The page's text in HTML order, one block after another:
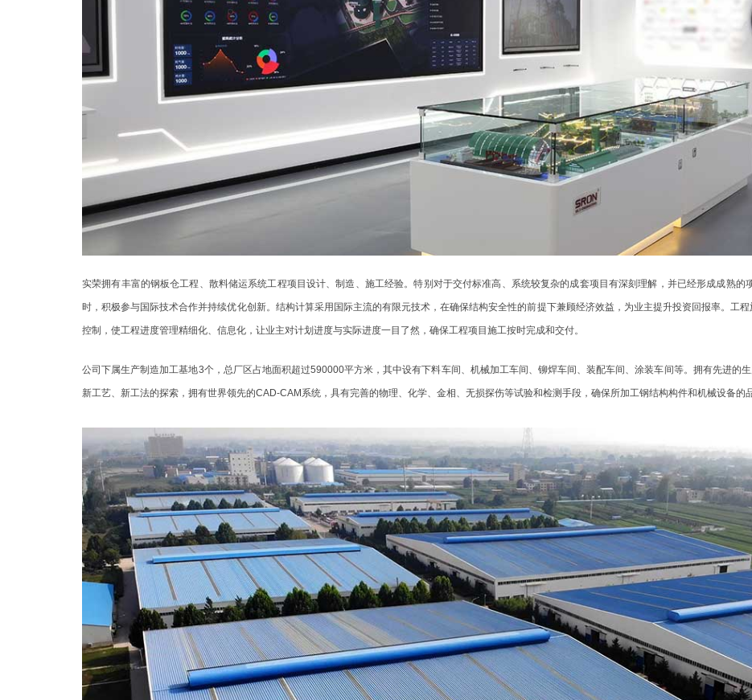
实荣拥有丰富的钢板仓工程、散料储运系统工程项目设计、制造、施工经验。特别对于交付标准高、系统较复杂的成套项目有深刻理解，并已经形成成熟的
时，积极参与国际技术合作并持续优化创新。结构计算采用国际主流的有限元技术，在确保结构安全性的前提下兼顾经济效益，为业主提升投资回报率。工
控制，使工程进度管理精细化、信息化，让业主对计划进度与实际进度一目了然，确保工程项目施工按时完成和交付。
公司下属生产制造加工基地3个，总厂区占地面积超过590000平方米，其中设有下料车间、机械加工车间、铆焊车间、装配车间、涂装车间等。拥有先进的
新工艺、新工法的探索，拥有世界领先的CAD-CAM系统，具有完善的物理、化学、金相、无损探伤等试验和检测手段，确保所加工钢结构构件和机械设备的品